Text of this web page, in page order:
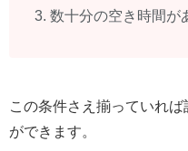
数十分の空き時間が
この条件さえ揃っていれ
ができます。